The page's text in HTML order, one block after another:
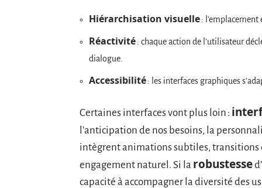
Hiérarchisation visuelle:
Réactivité: chaque action de l’utilisateur
dialogue.
Accessibilité: les interfaces graphiques
Certaines interfaces vont plus loin :
l’anticipation de nos besoins, la
intègrent animations subtiles, transitions
engagement naturel. Si la robustesse
capacité à accompagner la diversité des